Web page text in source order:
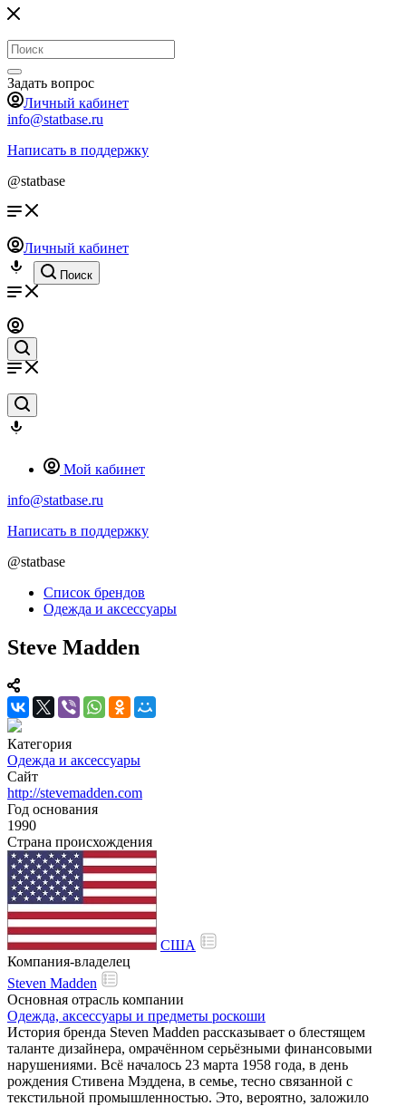
Задать вопрос
Личный кабинет
info@statbase.ru
Написать в поддержку
@statbase
Личный кабинет
Поиск
Мой кабинет
info@statbase.ru
Написать в поддержку
@statbase
Список брендов
Одежда и аксессуары
Steve Madden
Категория
Одежда и аксессуары
Сайт
http://stevemadden.com
Год основания
1990
Страна происхождения
США
Компания-владелец
Steven Madden
Основная отрасль компании
Одежда, аксессуары и предметы роскоши
История бренда Steven Madden рассказывает о блестящем
таланте дизайнера, омрачённом серьёзными финансовыми
нарушениями. Всё началось 23 марта 1958 года, в день
рождения Стивена Мэддена, в семье, тесно связанной с
текстильной промышленностью. Это, вероятно, заложило